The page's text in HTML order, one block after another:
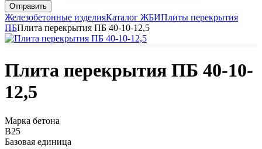
Железобетонные изделияКаталог ЖБИПлиты перекрытия
ПБПлита перекрытия ПБ 40-10-12,5
Плита перекрытия ПБ 40-10-
12,5
Марка бетона
B25
Базовая единица